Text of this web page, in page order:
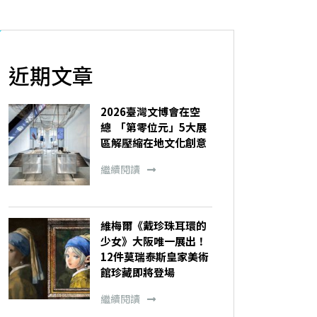
近期文章
2026臺灣文博會在空
總 「第零位元」5大展
區解壓縮在地文化創意
繼續閱讀
維梅爾《戴珍珠耳環的
少女》大阪唯一展出！
12件莫瑞泰斯皇家美術
館珍藏即將登場
繼續閱讀